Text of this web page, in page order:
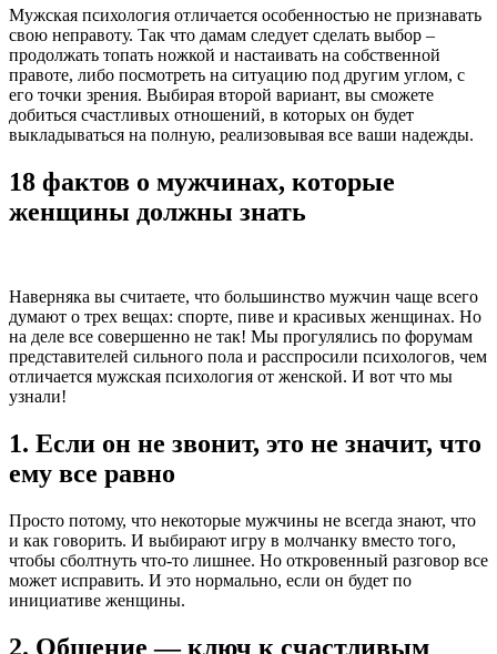
Мужская психология отличается особенностью не признавать
свою неправоту. Так что дамам следует сделать выбор –
продолжать топать ножкой и настаивать на собственной
правоте, либо посмотреть на ситуацию под другим углом, с
его точки зрения. Выбирая второй вариант, вы сможете
добиться счастливых отношений, в которых он будет
выкладываться на полную, реализовывая все ваши надежды.
18 фактов о мужчинах, которые
женщины должны знать
Наверняка вы считаете, что большинство мужчин чаще всего
думают о трех вещах: спорте, пиве и красивых женщинах. Но
на деле все совершенно не так! Мы прогулялись по форумам
представителей сильного пола и расспросили психологов, чем
отличается мужская психология от женской. И вот что мы
узнали!
1. Если он не звонит, это не значит, что
ему все равно
Просто потому, что некоторые мужчины не всегда знают, что
и как говорить. И выбирают игру в молчанку вместо того,
чтобы сболтнуть что-то лишнее. Но откровенный разговор все
может исправить. И это нормально, если он будет по
инициативе женщины.
2. Общение — ключ к счастливым